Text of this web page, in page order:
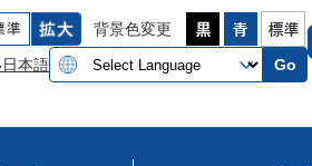
背景色変更
本語 Go